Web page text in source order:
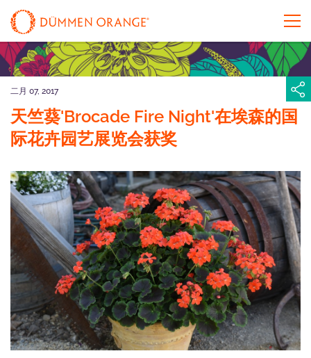
二月 07, 2017
天竺葵'Brocade Fire Night'在埃森的国
际花卉园艺展览会获奖